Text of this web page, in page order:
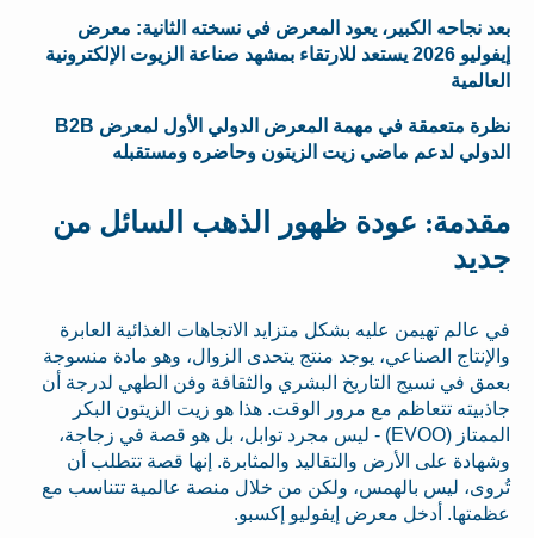
بعد نجاحه الكبير، يعود المعرض في نسخته الثانية: معرض
إيفوليو 2026 يستعد للارتقاء بمشهد صناعة الزيوت الإلكترونية
العالمية
نظرة متعمقة في مهمة المعرض الدولي الأول لمعرض B2B
الدولي لدعم ماضي زيت الزيتون وحاضره ومستقبله
مقدمة: عودة ظهور الذهب السائل من
جديد
في عالم تهيمن عليه بشكل متزايد الاتجاهات الغذائية العابرة
والإنتاج الصناعي، يوجد منتج يتحدى الزوال، وهو مادة منسوجة
بعمق في نسيج التاريخ البشري والثقافة وفن الطهي لدرجة أن
جاذبيته تتعاظم مع مرور الوقت. هذا هو زيت الزيتون البكر
الممتاز (EVOO) - ليس مجرد توابل، بل هو قصة في زجاجة،
وشهادة على الأرض والتقاليد والمثابرة. إنها قصة تتطلب أن
تُروى، ليس بالهمس، ولكن من خلال منصة عالمية تتناسب مع
عظمتها. أدخل معرض إيفوليو إكسبو.